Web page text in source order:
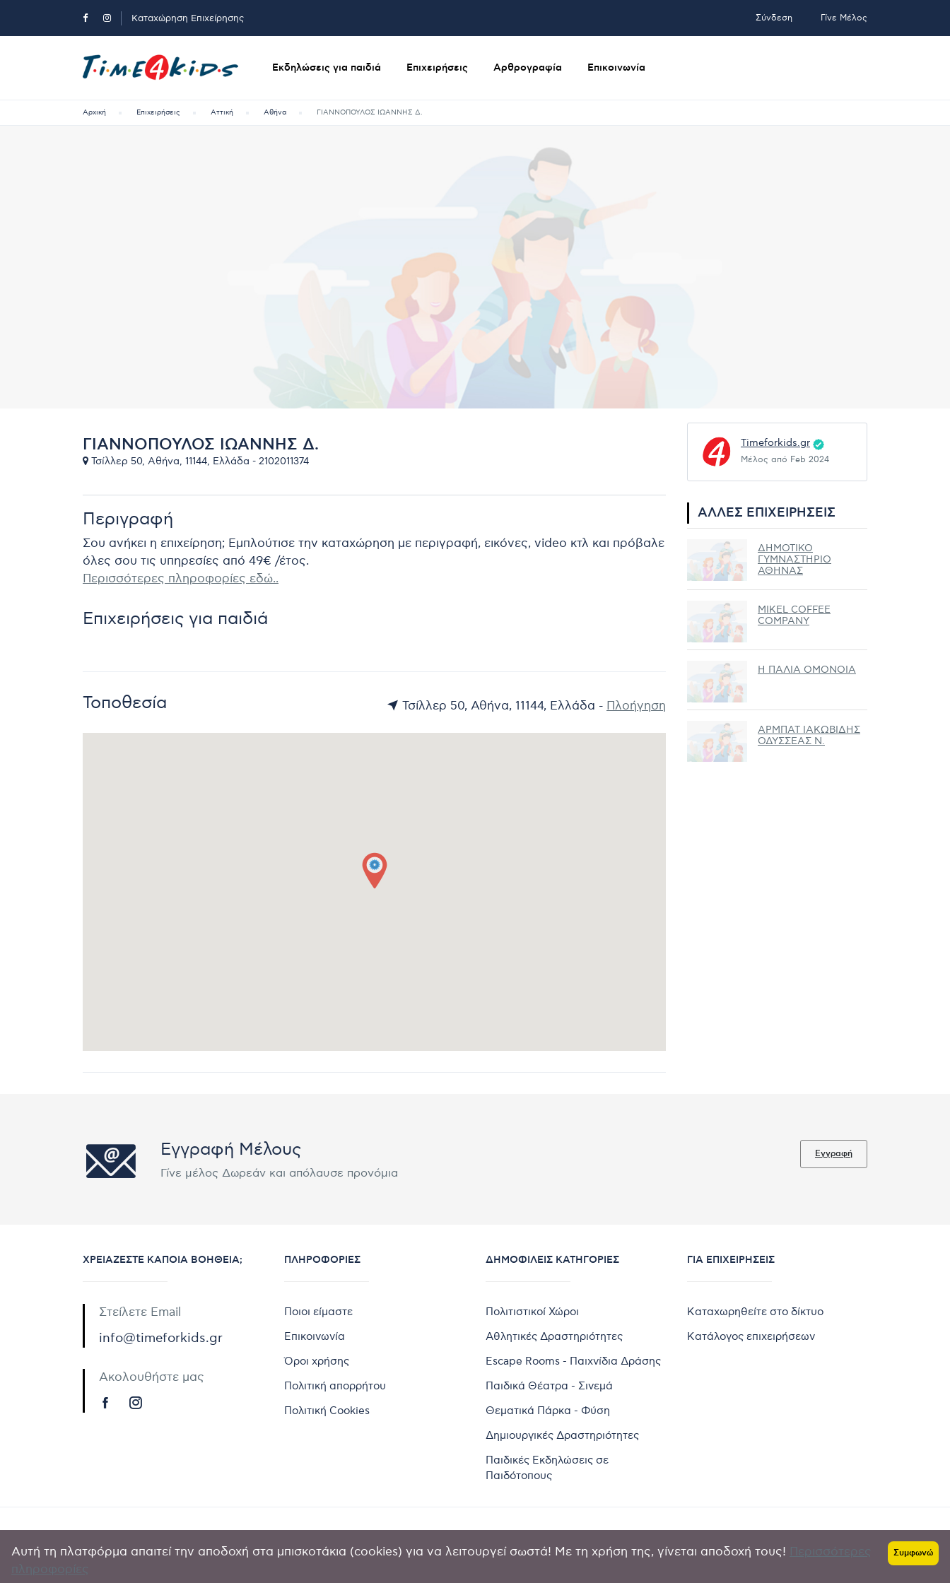
Καταχώρηση Επιχείρησης Σύνδεση Γίνε Μέλος
Εκδηλώσεις για παιδιά Επιχειρήσεις Αρθρογραφία Επικοινωνία
Αρχική Επιχειρήσεις Αττική Αθήνα ΓΙΑΝΝΟΠΟΥΛΟΣ ΙΩΑΝΝΗΣ Δ.
ΓΙΑΝΝΟΠΟΥΛΟΣ ΙΩΑΝΝΗΣ Δ.
Τσίλλερ 50, Αθήνα, 11144, Ελλάδα - 2102011374
Περιγραφή
Σου ανήκει η επιχείρηση; Εμπλούτισε την καταχώρηση με περιγραφή, εικόνες, video κτλ και πρόβαλε
όλες σου τις υπηρεσίες από 49€ /έτος.
Περισσότερες πληροφορίες εδώ..
Επιχειρήσεις για παιδιά
Τοποθεσία Τσίλλερ 50, Αθήνα, 11144, Ελλάδα - Πλοήγηση
Timeforkids.gr
Μέλος από Feb 2024
ΆΛΛΕΣ ΕΠΙΧΕΙΡΉΣΕΙΣ
ΔΗΜΟΤΙΚΟ
ΓΥΜΝΑΣΤΗΡΙΟ
ΑΘΗΝΑΣ
MIKEL COFFEE
COMPANY
Η ΠΑΛΙΑ ΟΜΟΝΟΙΑ
ΑΡΜΠΑΤ ΙΑΚΩΒΙΔΗΣ
ΟΔΥΣΣΕΑΣ Ν.
Εγγραφή Μέλους
Γίνε μέλος Δωρεάν και απόλαυσε προνόμια
Εγγραφή
ΧΡΕΙΆΖΕΣΤΕ ΚΆΠΟΙΑ ΒΟΉΘΕΙΑ;
Στείλετε Email
info@timeforkids.gr
Ακολουθήστε μας
ΠΛΗΡΟΦΟΡΊΕΣ
Ποιοι είμαστε
Επικοινωνία
Όροι χρήσης
Πολιτική απορρήτου
Πολιτική Cookies
ΔΗΜΟΦΙΛΕΊΣ ΚΑΤΗΓΟΡΊΕΣ
Πολιτιστικοί Χώροι
Αθλητικές Δραστηριότητες
Escape Rooms - Παιχνίδια Δράσης
Παιδικά Θέατρα - Σινεμά
Θεματικά Πάρκα - Φύση
Δημιουργικές Δραστηριότητες
Παιδικές Εκδηλώσεις σε
Παιδότοπους
ΓΙΑ ΕΠΙΧΕΙΡΉΣΕΙΣ
Καταχωρηθείτε στο δίκτυο
Κατάλογος επιχειρήσεων
Copyright © 2024 by Goldensites Πολιτική απορρήτου-
Αυτή τη πλατφόρμα απαιτεί την αποδοχή στα μπισκοτάκια (cookies) για να λειτουργεί σωστά! Με τη χρήση της, γίνεται αποδοχή τους! Συμφωνώ